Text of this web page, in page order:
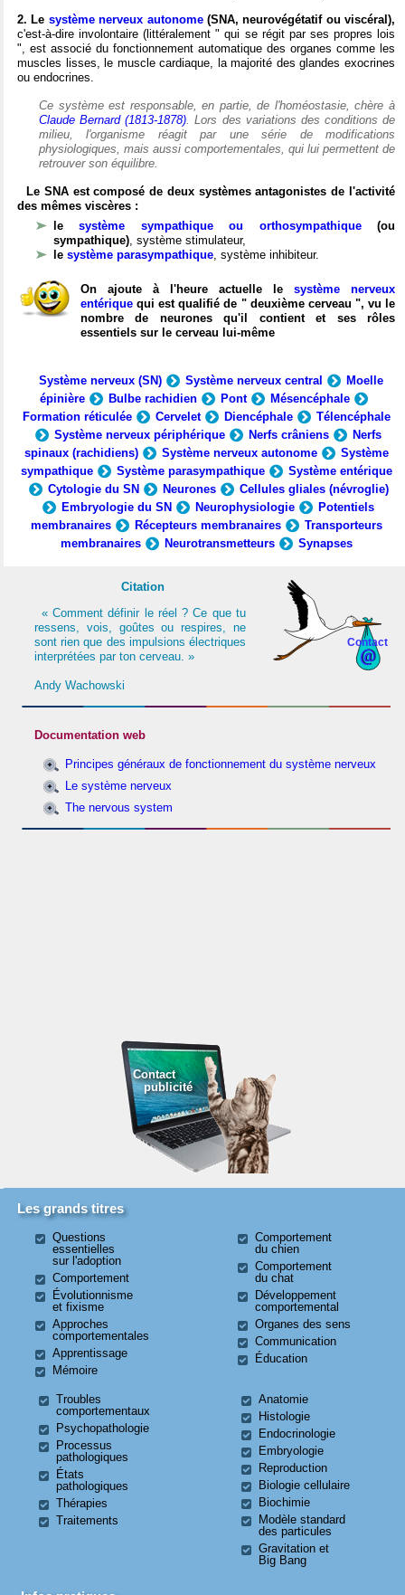
2. Le système nerveux autonome(SNA, neurovégétatif ou viscéral),
c'est-à-dire involontaire (littéralement " qui se régit par ses propres lois
", est associé du fonctionnement automatique des organes comme les
muscles lisses, le muscle cardiaque, la majorité des glandes exocrines
ou endocrines.
Ce système est responsable, en partie, de l'homéostasie, chère à
Claude Bernard (1813-1878). Lors des variations des conditions de
milieu, l'organisme réagit par une série de modifications
physiologiques, mais aussi comportementales, qui lui permettent de
retrouver son équilibre.
Le SNA est composé de deux systèmes antagonistes de l'activité
des mêmes viscères :
lesystème sympathique ou orthosympathique(ou
sympathique), système stimulateur,
le système parasympathique, système inhibiteur.
On ajoute à l'heure actuelle le système nerveux
entérique qui est qualifié de " deuxième cerveau ", vu le
nombre de neurones qu'il contient et ses rôles
essentiels sur le cerveau lui-même
Système nerveux (SN) Système nerveux central
Moelle
épinière
Bulbe rachidien Pont
Mésencéphale
Formation réticulée
Cervelet Diencéphale
Télencéphale
Système nerveux périphérique
Nerfs crâniens
Nerfs
spinaux (rachidiens)
Système nerveux autonome
Système
sympathique
Système parasympathique
Système entérique
Cytologie du SN
Neurones
Cellules gliales (névroglie)
Embryologie du SN
Neurophysiologie
Potentiels
membranaires
Récepteurs membranaires
Transporteurs
membranaires
Neurotransmetteurs Synapses
Contact
Citation
« Comment définir le réel ? Ce que tu
ressens, vois, goûtes ou respires, ne
sont rien que des impulsions électriques
interprétées par ton cerveau. »
Andy Wachowski
Documentation web
Principes généraux de fonctionnement du système nerveux
Le système nerveux
The nervous system
Contact
publicité
Les grands titres
Questions
essentielles
sur l'adoption
Comportement
Évolutionnisme
et fixisme
Approches
comportementales
Apprentissage
Mémoire
Comportement
du chien
Comportement
du chat
Développement
comportemental
Organes des sens
Communication
Éducation
Troubles
comportementaux
Psychopathologie
Processus
pathologiques
États
pathologiques
Thérapies
Traitements
Anatomie
Histologie
Endocrinologie
Embryologie
Reproduction
Biologie cellulaire
Biochimie
Modèle standard
des particules
Gravitation et
Big Bang